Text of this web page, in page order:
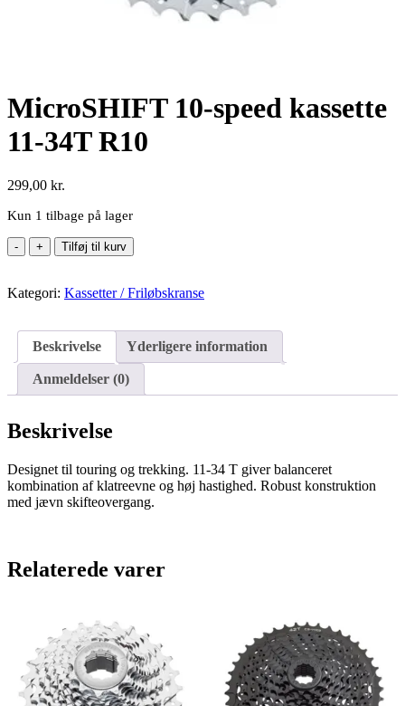
MicroSHIFT 10-speed kassette
11-34T R10
299,00 kr.
Kun 1 tilbage på lager
MicroSHIFT
10-
kassette
R10
Tilføj til kurv
Kategori: Kassetter / Friløbskranse
Beskrivelse Yderligere information
Anmeldelser (0)
Beskrivelse
Designet til touring og trekking. 11-34 T giver balanceret
kombination af klatreevne og høj hastighed. Robust konstruktion
med jævn skifteovergang.
Relaterede varer